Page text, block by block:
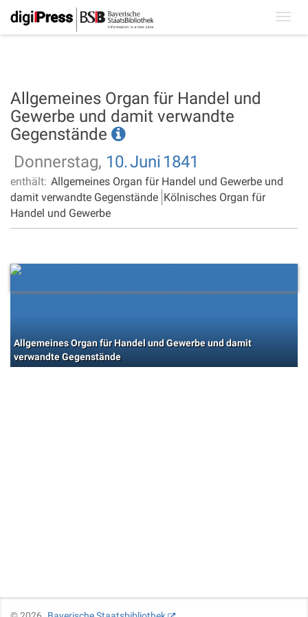
Allgemeines Organ für Handel und
Gewerbe und damit verwandte
Gegenstände
Donnerstag, 10.Juni 1841
enthält: Allgemeines Organ für Handel und Gewerbe und
damit verwandte Gegenstände Kölnisches Organ für
Handel und Gewerbe
Allgemeines Organ für Handel und Gewerbe und damit
verwandte Gegenstände